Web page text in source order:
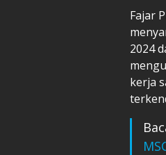
Fajar
2024
kerja